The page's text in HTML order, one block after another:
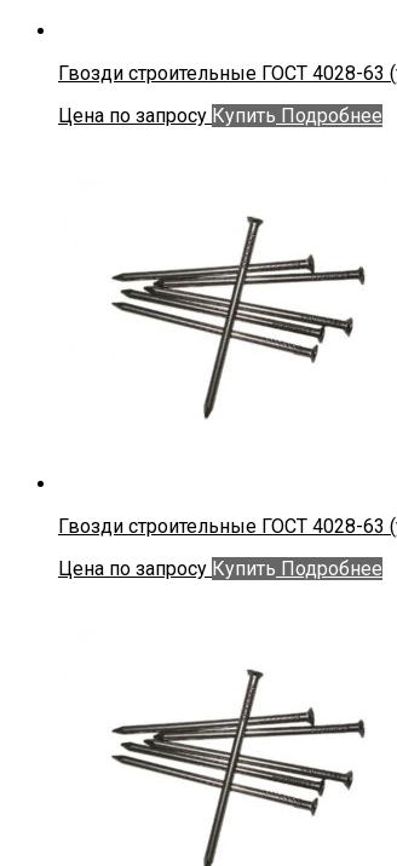
Гвозди строительные ГОСТ 4028-63
Цена по запросу Купить Подробнее
Гвозди строительные ГОСТ 4028-63
Цена по запросу Купить Подробнее